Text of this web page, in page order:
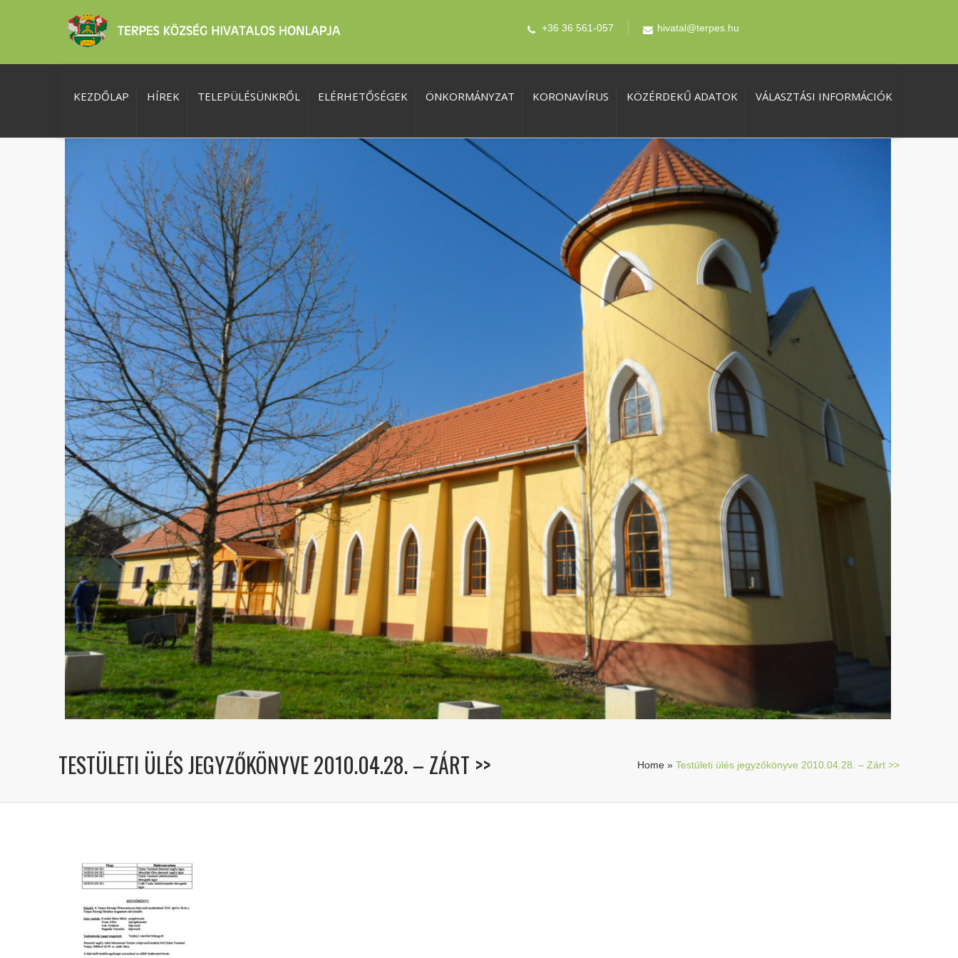
+36 36 561-057 hivatal@terpes.hu
KEZDŐLAP HÍREK TELEPÜLÉSÜNKRŐL ELÉRHETŐSÉGEK ÖNKORMÁNYZAT KORONAVÍRUS KÖZÉRDEKŰ ADATOK VÁLASZTÁSI INFORMÁCIÓK
TESTÜLETI ÜLÉS JEGYZŐKÖNYVE 2010.04.28. – ZÁRT >> Home » Testületi ülés jegyzőkönyve 2010.04.28. – Zárt >>